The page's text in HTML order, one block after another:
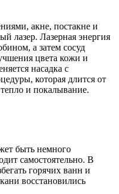
акне, постакне и
лазер. Лазерная энергия
а затем сосуд
цвета кожи и
насадка с
которая длится от
и покалывание.
быть немного
самостоятельно. В
горячих ванн и
восстановились